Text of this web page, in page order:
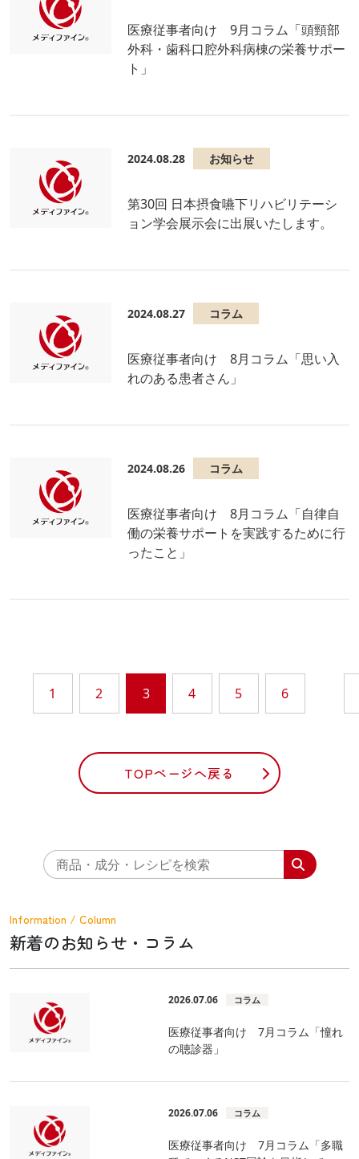
Information / Column
新着のお知らせ・コラム
2026.07.06 コラム
医療従事者向け 7月コラム「憧れ
の聴診器」
2026.07.06 コラム
医療従事者向け 7月コラム「多職
医療従事者向け 9月コラム「頭頸部
外科・歯科口腔外科病棟の栄養サポー
ト」
2024.08.28 お知らせ
第30回 日本摂食嚥下リハビリテーシ
ョン学会展示会に出展いたします。
2024.08.27 コラム
医療従事者向け 8月コラム「思い入
れのある患者さん」
2024.08.26 コラム
医療従事者向け 8月コラム「自律自
働の栄養サポートを実践するために行
ったこと」
1 2 3 4 5 6
TOPページへ戻る